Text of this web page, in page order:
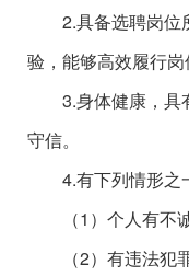
2.具备选聘岗位
验，能够高效履行岗
3.身体健康，具
守信。
4.有下列情形之
（1）个人有不
（2）有违法犯